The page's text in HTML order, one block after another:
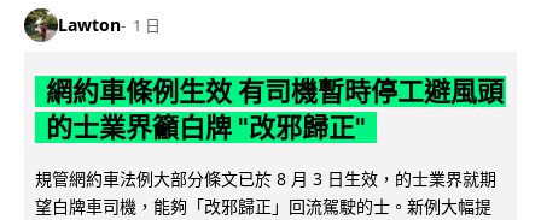
Lawton 1 日
網約車條例生效 有司機暫時停工避風頭
的士業界籲白牌 "改邪歸正"
規管網約車法例大部分條文已於 8 月 3 日生效，的士業界就期
望白牌車司機，能夠「改邪歸正」回流駕駛的士。新例大幅提